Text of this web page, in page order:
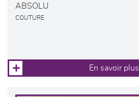
ABSOLU
COUTURE
En savoir plus